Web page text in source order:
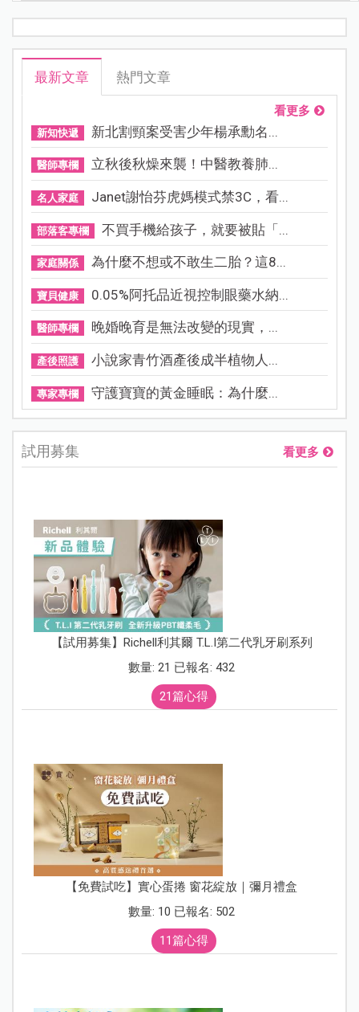
最新文章 熱門文章
看更多
新知快遞 新北割頸案受害少年楊承勳名...
醫師專欄 立秋後秋燥來襲！中醫教養肺...
名人家庭 Janet謝怡芬虎媽模式禁3C，看...
部落客專欄 不買手機給孩子，就要被貼「...
家庭關係 為什麼不想或不敢生二胎？這8...
寶貝健康 0.05%阿托品近視控制眼藥水納...
醫師專欄 晚婚晚育是無法改變的現實，...
產後照護 小說家青竹酒產後成半植物人...
專家專欄 守護寶寶的黃金睡眠：為什麼...
試用募集 看更多
【試用募集】Richell利其爾 T.L.I第二代乳牙刷系列
數量: 21 已報名: 432
21篇心得
【免費試吃】實心蛋捲 窗花綻放｜彌月禮盒
數量: 10 已報名: 502
11篇心得